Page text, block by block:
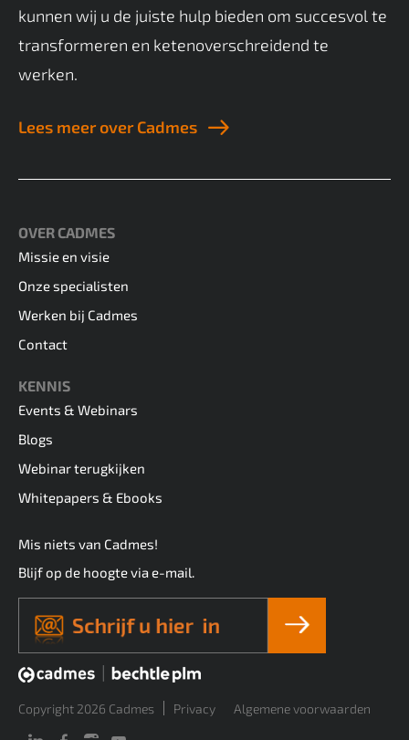
kunnen wij u de juiste hulp bieden om succesvol te
transformeren en ketenoverschreidend te
werken.
Lees meer over Cadmes
OVER CADMES
Missie en visie
Onze specialisten
Werken bij Cadmes
Contact
KENNIS
Events & Webinars
Blogs
Webinar terugkijken
Whitepapers & Ebooks
Mis niets van Cadmes!
Blijf op de hoogte via e-mail.
Copyright 2026 Cadmes Privacy Algemene voorwaarden